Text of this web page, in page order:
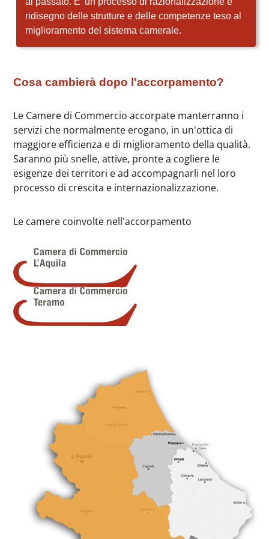
ridisegno delle strutture e delle competenze teso al
miglioramento del sistema camerale.
Cosa cambierà dopo l'accorpamento?
Le Camere di Commercio accorpate manterranno i
servizi che normalmente erogano, in un'ottica di
maggiore efficienza e di miglioramento della qualità.
Saranno più snelle, attive, pronte a cogliere le
esigenze dei territori e ad accompagnarli nel loro
processo di crescita e internazionalizzazione.
Le camere coinvolte nell'accorpamento